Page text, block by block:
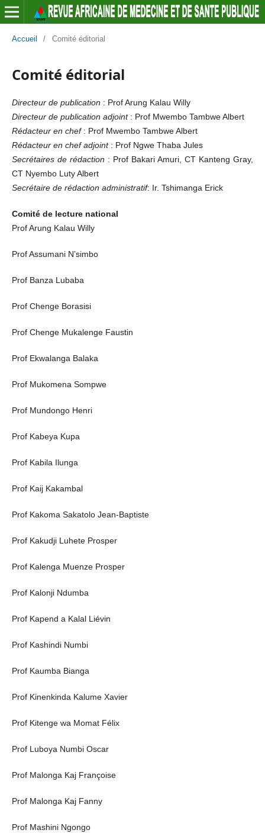
Accueil / Comité éditorial
Comité éditorial
Directeur de publication : Prof Arung Kalau Willy
Directeur de publication adjoint: Prof Mwembo Tambwe Albert
Rédacteur en chef: Prof Mwembo Tambwe Albert
Rédacteur en chef adjoint: Prof Ngwe Thaba Jules
Secrétaires de rédaction : Prof Bakari Amuri, CT Kanteng Gray,
CT Nyembo Luty Albert
Secrétaire de rédaction administratif: Ir. Tshimanga Erick
Comité de lecture national
Prof Arung Kalau Willy
Prof Assumani N’simbo
Prof Banza Lubaba
Prof Chenge Borasisi
Prof Chenge Mukalenge Faustin
Prof Ekwalanga Balaka
Prof Mukomena Sompwe
Prof Mundongo Henri
Prof Kabeya Kupa
Prof Kabila Ilunga
Prof Kaij Kakambal
Prof Kakoma Sakatolo Jean-Baptiste
Prof Kakudji Luhete Prosper
Prof Kalenga Muenze Prosper
Prof Kalonji Ndumba
Prof Kapend a Kalal Liévin
Prof Kashindi Numbi
Prof Kaumba Bianga
Prof Kinenkinda Kalume Xavier
Prof Kitenge wa Momat Félix
Prof Luboya Numbi Oscar
Prof Malonga Kaj Françoise
Prof Malonga Kaj Fanny
Prof Mashini Ngongo